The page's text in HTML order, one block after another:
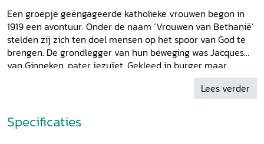
Een groepje geëngageerde katholieke vrouwen begon in
1919 een avontuur. Onder de naam ‘Vrouwen van Bethanië’
stelden zij zich ten doel mensen op het spoor van God te
brengen. De grondlegger van hun beweging was Jacques
van Ginneken, pater jezuïet. Gekleed in burger maar
gebonden aan geloften vestigden zij zich in de grote
Vrouwen van Bethanië raakten vertrouwd met jong en oud,
arm en rijk, laag- en hoogopgeleiden van alle stromingen
Lees verder
Specificaties